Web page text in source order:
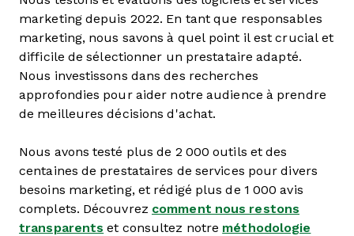
marketing depuis 2022. En tant que responsables
marketing, nous savons à quel point il est crucial et
difficile de sélectionner un prestataire adapté.
Nous investissons dans des recherches
approfondies pour aider notre audience à prendre
de meilleures décisions d'achat.
Nous avons testé plus de 2 000 outils et des
centaines de prestataires de services pour divers
besoins marketing, et rédigé plus de 1 000 avis
complets. Découvrez comment nous restons
transparents et consultez notre méthodologie